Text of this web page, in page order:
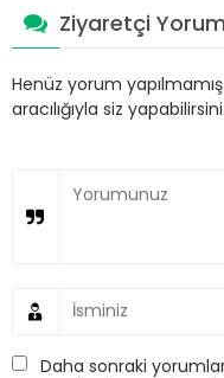
Ziyaretçi
Henüz yorum
aracılığıyla siz
Daha sonraki